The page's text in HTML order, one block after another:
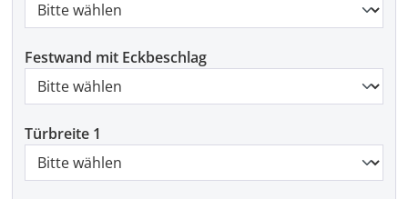
Festwand mit Eckbeschlag
Türbreite 1